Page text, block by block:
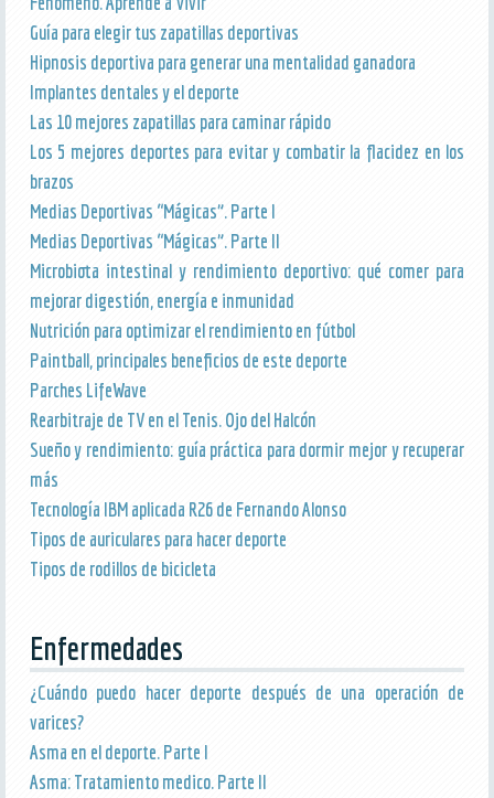
Guía para elegir tus zapatillas deportivas
Hipnosis deportiva para generar una mentalidad ganadora
Implantes dentales y el deporte
Las 10 mejores zapatillas para caminar rápido
Los 5 mejores deportes para evitar y combatir la flacidez en los
brazos
Medias Deportivas “Mágicas”. Parte I
Medias Deportivas “Mágicas”. Parte II
Microbiota intestinal y rendimiento deportivo: qué comer para
mejorar digestión, energía e inmunidad
Nutrición para optimizar el rendimiento en fútbol
Paintball, principales beneficios de este deporte
Parches LifeWave
Rearbitraje de TV en el Tenis. Ojo del Halcón
Sueño y rendimiento: guía práctica para dormir mejor y recuperar
más
Tecnología IBM aplicada R26 de Fernando Alonso
Tipos de auriculares para hacer deporte
Tipos de rodillos de bicicleta
Enfermedades
¿Cuándo puedo hacer deporte después de una operación de
varices?
Asma en el deporte. Parte I
Asma: Tratamiento medico. Parte II